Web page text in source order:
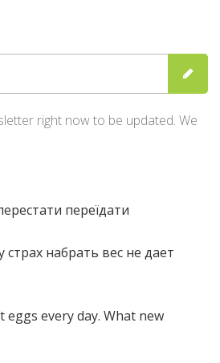
right now to be updated. We
переїдати
страх набрать вес не дает
eggs every day. What new